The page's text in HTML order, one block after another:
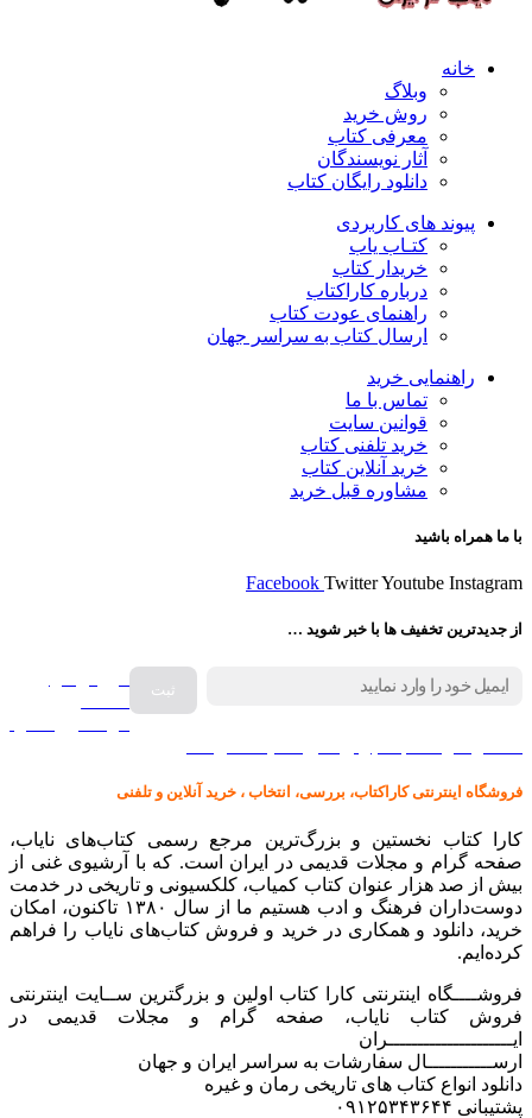
خانه
وبلاگ
روش خرید
معرفی کتاب
آثار نویسندگان
دانلود رایگان کتاب
پیوند های کاربردی
کتـاب یاب
خریدار کتاب
درباره کاراکتاب
راهنمای عودت کتاب
ارسال کتاب به سراسر جهان
راهنمایی خرید
تماس با ما
قوانین سایت
خرید تلفنی کتاب
خرید آنلاین کتاب
مشاوره قبل خرید
با ما همراه باشید
Facebook TwitterYoutube Instagram
از جدیدترین تخفیف ها با خبر شوید …
فروش انواع
فروشگاه اینترنتی کاراکتاب، بررسی، انتخاب ، خرید آنلاین و تلفنی
کارا کتاب نخستین و بزرگ‌ترین مرجع رسمی کتاب‌های نایاب،
صفحه گرام و مجلات قدیمی در ایران است. که با آرشیوی غنی از
بیش از صد هزار عنوان کتاب کمیاب، کلکسیونی و تاریخی در خدمت
دوست‌داران فرهنگ و ادب هستیم ما از سال ۱۳۸۰ تاکنون، امکان
خرید، دانلود و همکاری در خرید و فروش کتاب‌های نایاب را فراهم
کرده‌ایم.
فروشــــگاه اینترنتی کارا کتاب اولین و بزرگترین ســایت اینترنتی
فروش کتاب نایاب، صفحه گرام و مجلات قدیمی در
ایـــــــــــــــــــــران
ارســـــــــــال سفارشات به سراسر ایران و جهان
دانلود انواع کتاب های تاریخی رمان و غیره
پشتیبانی ۰۹۱۲۵۳۴۳۶۴۴